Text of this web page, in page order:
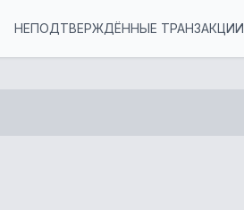
НЕПОДТВЕРЖДЁННЫЕ ТРАНЗАКЦИИ